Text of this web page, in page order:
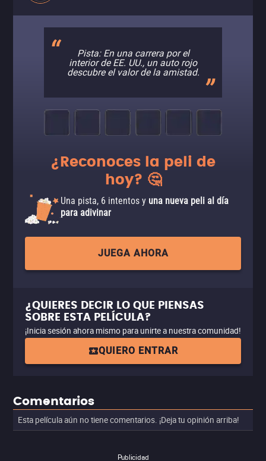
Pista: En una carrera por el
interior de EE. UU., un auto rojo
descubre el valor de la amistad.
¿Reconoces la peli de
hoy? 🤔
Una pista, 6 intentos y una nueva peli al día
para adivinar
JUEGA AHORA
¿QUIERES DECIR LO QUE PIENSAS
SOBRE ESTA PELÍCULA?
¡Inicia sesión ahora mismo para unirte a nuestra comunidad!
QUIERO ENTRAR
Comentarios
Esta película aún no tiene comentarios. ¡Deja tu opinión arriba!
Publicidad